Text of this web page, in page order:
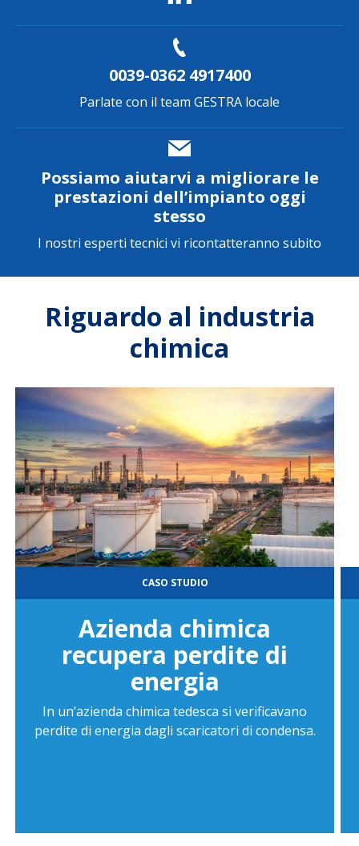
0039-0362 4917400
Parlate con il team GESTRA locale
Possiamo aiutarvi a migliorare le
prestazioni dell’impianto oggi
stesso
I nostri esperti tecnici vi ricontatteranno subito
Riguardo al industria
chimica
CASO STUDIO
Azienda chimica
recupera perdite di
energia
In un’azienda chimica tedesca si verificavano
perdite di energia dagli scaricatori di condensa.